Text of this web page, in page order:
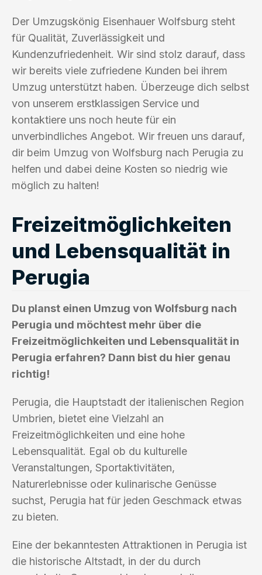
Der Umzugskönig Eisenhauer Wolfsburg steht
für Qualität, Zuverlässigkeit und
Kundenzufriedenheit. Wir sind stolz darauf, dass
wir bereits viele zufriedene Kunden bei ihrem
Umzug unterstützt haben. Überzeuge dich selbst
von unserem erstklassigen Service und
kontaktiere uns noch heute für ein
unverbindliches Angebot. Wir freuen uns darauf,
dir beim Umzug von Wolfsburg nach Perugia zu
helfen und dabei deine Kosten so niedrig wie
möglich zu halten!
Freizeitmöglichkeiten
und Lebensqualität in
Perugia
Du planst einen Umzug von Wolfsburg nach
Perugia und möchtest mehr über die
Freizeitmöglichkeiten und Lebensqualität in
Perugia erfahren? Dann bist du hier genau
richtig!
Perugia, die Hauptstadt der italienischen Region
Umbrien, bietet eine Vielzahl an
Freizeitmöglichkeiten und eine hohe
Lebensqualität. Egal ob du kulturelle
Veranstaltungen, Sportaktivitäten,
Naturerlebnisse oder kulinarische Genüsse
suchst, Perugia hat für jeden Geschmack etwas
zu bieten.
Eine der bekanntesten Attraktionen in Perugia ist
die historische Altstadt, in der du durch